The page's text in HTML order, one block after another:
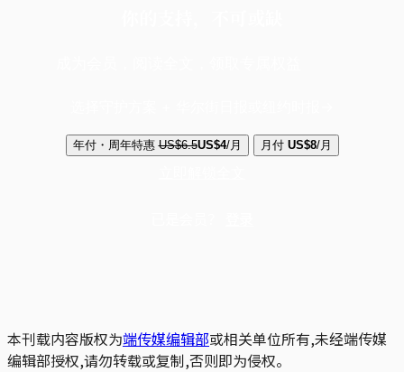
年付・周年特惠 US$6.5US$4/月 月付 US$8/月
本刊载内容版权为端传媒编辑部或相关单位所有,未经端传媒
编辑部授权,请勿转载或复制,否则即为侵权。